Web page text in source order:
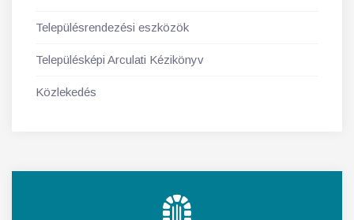
Településrendezési eszközök
Településképi Arculati Kézikönyv
Közlekedés